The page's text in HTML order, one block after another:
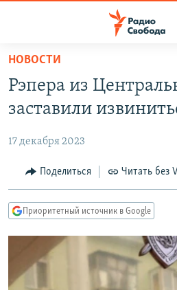
упрощенного
доступа
основному
Вернутся
главной
навигации
Вернутся
поиску
ПОДКАСТЫ
ЦИТАТЫ СВОБОДЫ
МНЕНИЯ
IDEL.РЕАЛИИ
КАВКАЗ.РЕАЛИИ
СЕВЕР.РЕАЛИИ
НОВОСТИ
Рэпера из
заставили
17 декабря 2023
Поделиться Читать без
Приоритетный источник в Google